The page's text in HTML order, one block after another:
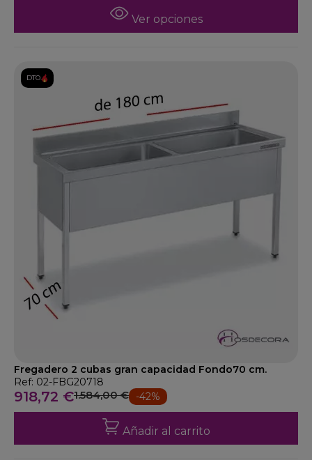
Ver opciones
DTO.
Fregadero 2 cubas gran capacidad Fondo70 cm.
Ref: 02-FBG20718
918,72 €1.584,00 € -42%
Añadir al carrito